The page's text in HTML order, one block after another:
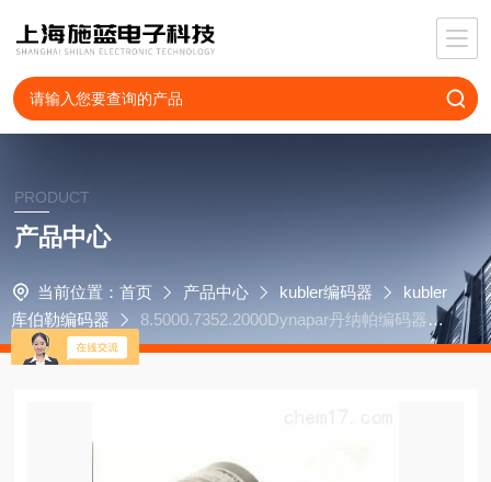
PRODUCT
产品中心
当前位置： 首页 产品中心 kubler编码器
kubler
库伯勒编码器
8.5000.7352.2000Dynapar丹纳帕编码器H
SD350300J5BD